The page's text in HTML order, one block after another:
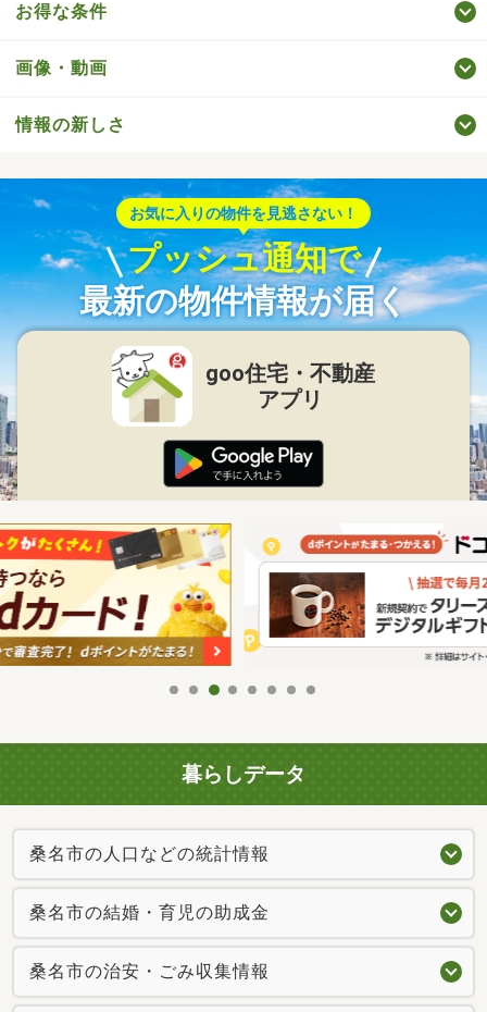
お得な条件
画像・動画
情報の新しさ
お気に入りの物件を見逃さない！
プッシュ通知で
最新の物件情報が届く
goo住宅・不動産
アプリ
暮らしデータ
桑名市の人口などの統計情報
桑名市の結婚・育児の助成金
桑名市の治安・ごみ収集情報